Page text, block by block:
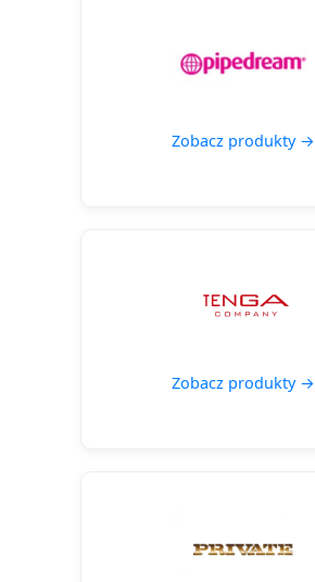
Zobacz produkty →
Zobacz produkty →